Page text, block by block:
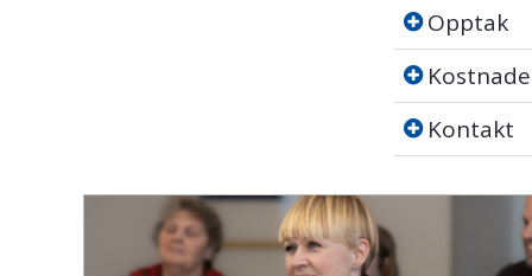
Opptak
Opptak
Kostnader
Kontakt
Kontakt